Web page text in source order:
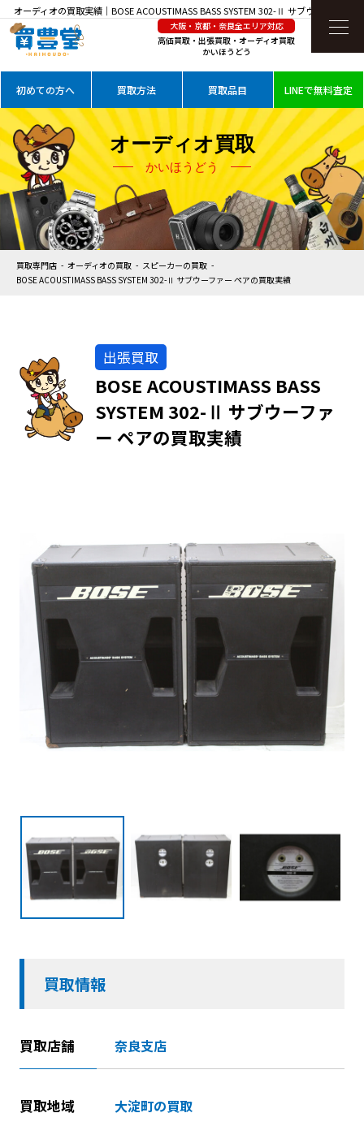
オーディオの買取実績｜BOSE ACOUSTIMASS BASS SYSTEM 302-Ⅱ サブウーファー ペ
アを高価買取
大阪・京都・奈良全エリア対応
高価買取・出張買取・オーディオ買取
かいほうどう
初めての方へ 買取方法 買取品目 LINEで無料査定
オーディオ買取
かいほうどう
買取専門店 オーディオの買取
スピーカーの買取
BOSE ACOUSTIMASS BASS SYSTEM 302-Ⅱ サブウーファー ペアの買取実績
出張買取
BOSE ACOUSTIMASS BASS
SYSTEM 302-Ⅱ サブウーファ
ー ペアの買取実績
買取情報
買取店舗 奈良支店
買取地域 大淀町の買取